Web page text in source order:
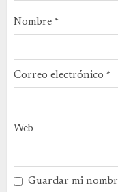
Nombre *
Correo electrónico *
Web
Guardar mi